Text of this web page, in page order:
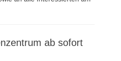
ab sofort